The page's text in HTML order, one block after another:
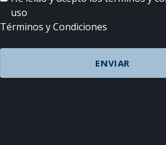
uso
Términos y Condiciones